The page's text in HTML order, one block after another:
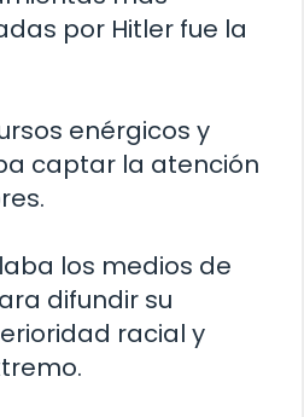
por Hitler fue la
enérgicos y
captar la atención
los medios de
difundir su
racial y